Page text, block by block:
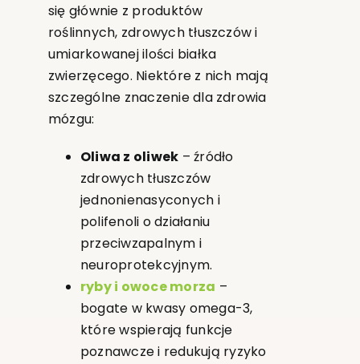
się głównie z produktów
roślinnych, zdrowych tłuszczów i
umiarkowanej ilości białka
zwierzęcego. Niektóre z nich mają
szczególne znaczenie dla zdrowia
mózgu:
Oliwa z oliwek – źródło
zdrowych tłuszczów
jednonienasyconych i
polifenoli o działaniu
przeciwzapalnym i
neuroprotekcyjnym.
ryby i owoce morza –
bogate w kwasy omega-3,
które wspierają funkcje
poznawcze i redukują ryzyko